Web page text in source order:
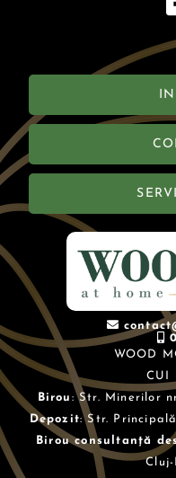
WOOD
CUI
Birou : Str. Minerilor
Depozit: Str.
Birou consultanță